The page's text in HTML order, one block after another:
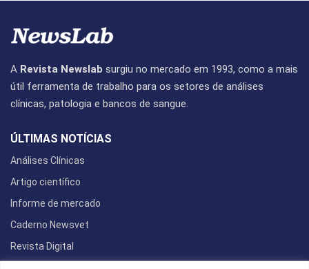
A Revista Newslab surgiu no mercado em 1993, como a mais
útil ferramenta de trabalho para os setores de análises
clínicas, patologia e bancos de sangue.
ÚLTIMAS NOTÍCIAS
Análises Clínicas
Artigo científico
Informe de mercado
Caderno Newsvet
Revista Digital